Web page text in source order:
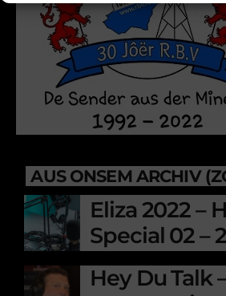
AUS ONSEM ARCHIV
Eliza 2022 –
Special 02 –
Hey Du Talk